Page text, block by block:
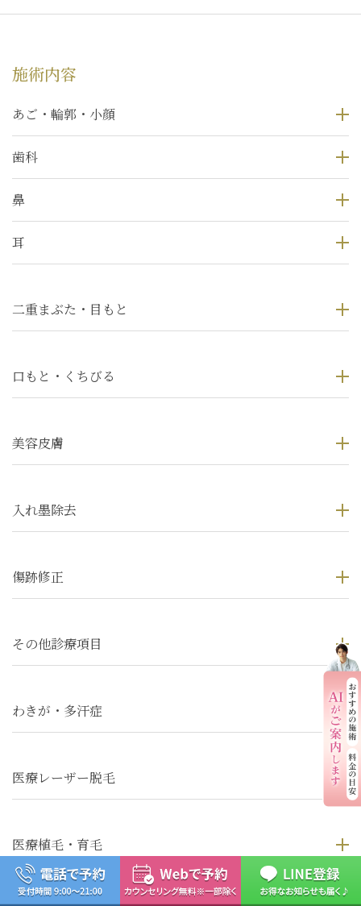
施術内容
あご・輪郭・小顔
歯科
鼻
耳
二重まぶた・目もと
口もと・くちびる
美容皮膚
入れ墨除去
傷跡修正
その他診療項目
わきが・多汗症
医療レーザー脱毛
医療植毛・育毛